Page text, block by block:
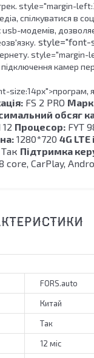
style="margin-
спілкуватися в
usb-модемів,
style="font-
style="margin-
камер
FS 2 PRO
обсяг
Процесор: FYT
1280*720 4G
Так Підтримка
core, CarPlay,
FORS.auto
Китай
Так
12 міс